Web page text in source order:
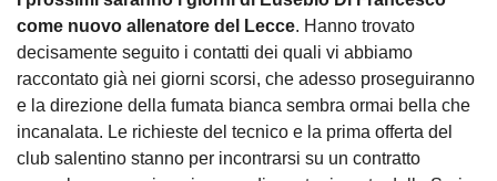
come nuovo allenatore del Lecce. Hanno trovato
decisamente seguito i contatti dei quali vi abbiamo
raccontato già nei giorni scorsi, che adesso proseguiranno
e la direzione della fumata bianca sembra ormai bella che
incanalata. Le richieste del tecnico e la prima offerta del
club salentino stanno per incontrarsi su un contratto